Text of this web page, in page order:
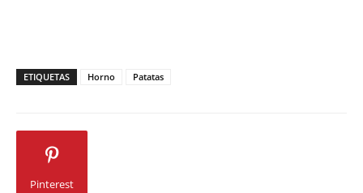
ETIQUETAS Horno Patatas
Pinterest